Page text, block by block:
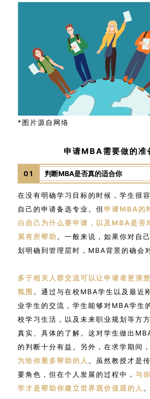
*图片源自网络
申请MBA需要做的准
01 判断MBA是否真的适合你
在没有明确学习目标的时候，学生很
自己的申请备选专业。但 申请MBA的
白自己为什么要申请，以及MBA是否
展有所帮助 。一般来说，如果你对自
划明确到管理层时，MBA背景的确会
多于相关人群交流可以让申请者更清
氛围 。通过与在校MBA学生以及最近
业学生的交流，学生能够对MBA学生
校学习生活，以及未来职业规划等方
真实、具体的了解。这对学生做出
的判断十分有益。另外，在求学期间，
为给你最多帮助的人 。虽然教授才是
要角色，但在个人发展的过程中， 与
学才是帮助你建立世界观价值观的人 。